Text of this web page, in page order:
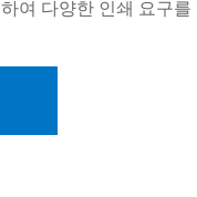
여 다양한 인쇄 요구를